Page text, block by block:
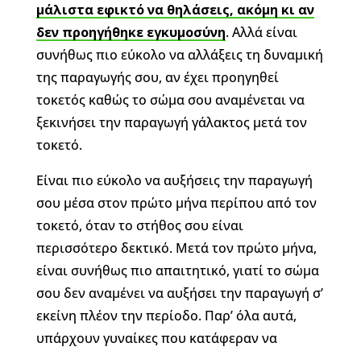
μάλιστα εφικτό να θηλάσεις, ακόμη κι αν
δεν προηγήθηκε εγκυμοσύνη. Αλλά είναι
συνήθως πιο εύκολο να αλλάξεις τη δυναμική
της παραγωγής σου, αν έχει προηγηθεί
τοκετός καθώς το σώμα σου αναμένεται να
ξεκινήσει την παραγωγή γάλακτος μετά τον
τοκετό.
Είναι πιο εύκολο να αυξήσεις την παραγωγή
σου μέσα στον πρώτο μήνα περίπου από τον
τοκετό, όταν το στήθος σου είναι
περισσότερο δεκτικό. Μετά τον πρώτο μήνα,
είναι συνήθως πιο απαιτητικό, γιατί το σώμα
σου δεν αναμένει να αυξήσει την παραγωγή σ’
εκείνη πλέον την περίοδο. Παρ’ όλα αυτά,
υπάρχουν γυναίκες που κατάφεραν να